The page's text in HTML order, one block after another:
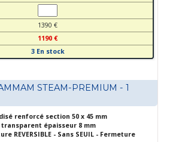
1390 €
1190 €
3 En stock
STEAM-PREMIUM - 1
renforcé section 50 x 45 mm
épaisseur 8 mm
REVERSIBLE - Sans SEUIL - Fermeture